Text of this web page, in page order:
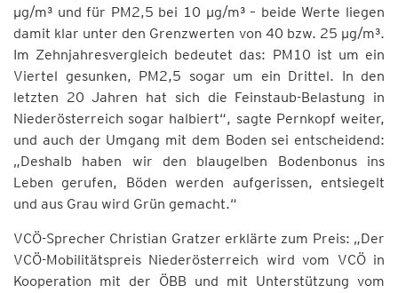
µg/m³ und für PM2,5 bei 10 µg/m³ – beide Werte liegen
damit klar unter den Grenzwerten von 40 bzw. 25 µg/m³.
Im Zehnjahresvergleich bedeutet das: PM10 ist um ein
Viertel gesunken, PM2,5 sogar um ein Drittel. In den
letzten 20 Jahren hat sich die Feinstaub-Belastung in
Niederösterreich sogar halbiert“, sagte Pernkopf weiter,
und auch der Umgang mit dem Boden sei entscheidend:
„Deshalb haben wir den blaugelben Bodenbonus ins
Leben gerufen, Böden werden aufgerissen, entsiegelt
und aus Grau wird Grün gemacht.“
VCÖ-Sprecher Christian Gratzer erklärte zum Preis: „Der
VCÖ-Mobilitätspreis Niederösterreich wird vom VCÖ in
Kooperation mit der ÖBB und mit Unterstützung vom